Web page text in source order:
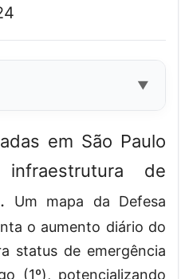
em São Paulo
de
Um mapa da Defesa
o aumento diário do
status de emergência
(1º), potencializando